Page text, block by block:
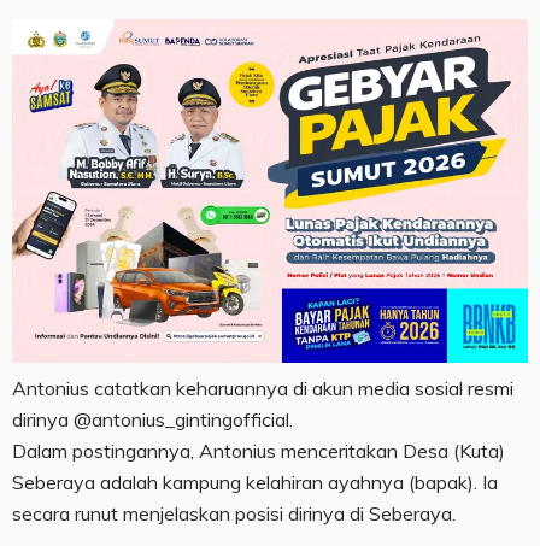
Antonius catatkan keharuannya di akun media sosial resmi
dirinya @antonius_gintingofficial.
Dalam postingannya, Antonius menceritakan Desa (Kuta)
Seberaya adalah kampung kelahiran ayahnya (bapak). Ia
secara runut menjelaskan posisi dirinya di Seberaya.